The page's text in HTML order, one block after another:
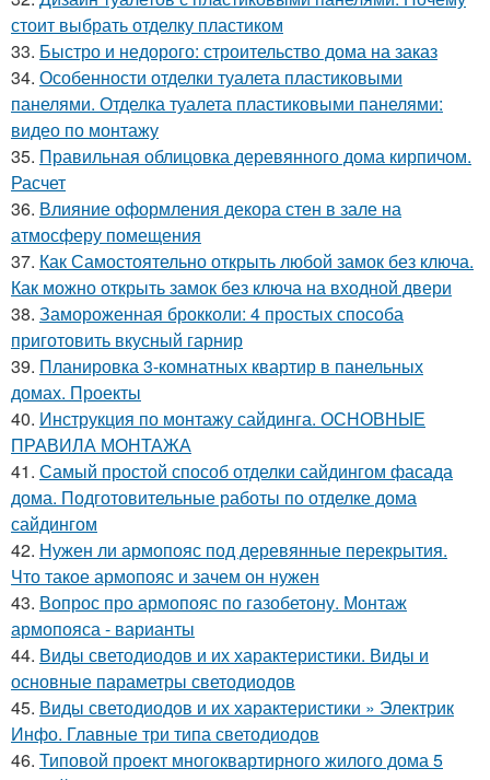
стоит выбрать отделку пластиком
33. Быстро и недорого: строительство дома на заказ
34. Особенности отделки туалета пластиковыми
панелями. Отделка туалета пластиковыми панелями:
видео по монтажу
35. Правильная облицовка деревянного дома кирпичом.
Расчет
36. Влияние оформления декора стен в зале на
атмосферу помещения
37. Как Самостоятельно открыть любой замок без ключа.
Как можно открыть замок без ключа на входной двери
38. Замороженная брокколи: 4 простых способа
приготовить вкусный гарнир
39. Планировка 3-комнатных квартир в панельных
домах. Проекты
40. Инструкция по монтажу сайдинга. ОСНОВНЫЕ
ПРАВИЛА МОНТАЖА
41. Самый простой способ отделки сайдингом фасада
дома. Подготовительные работы по отделке дома
сайдингом
42. Нужен ли армопояс под деревянные перекрытия.
Что такое армопояс и зачем он нужен
43. Вопрос про армопояс по газобетону. Монтаж
армопояса - варианты
44. Виды светодиодов и их характеристики. Виды и
основные параметры светодиодов
45. Виды светодиодов и их характеристики » Электрик
Инфо. Главные три типа светодиодов
46. Типовой проект многоквартирного жилого дома 5